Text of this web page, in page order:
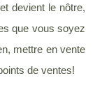
devient le nôtre,
que vous soyez
mettre en vente
de ventes!